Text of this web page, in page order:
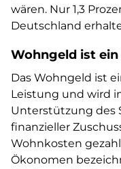
wären. Nur 1,3
Deutschland
Wohngeld ist ein
Das Wohngeld ist
Leistung und wird
Unterstützung des
finanzieller
Wohnkosten
Ökonomen